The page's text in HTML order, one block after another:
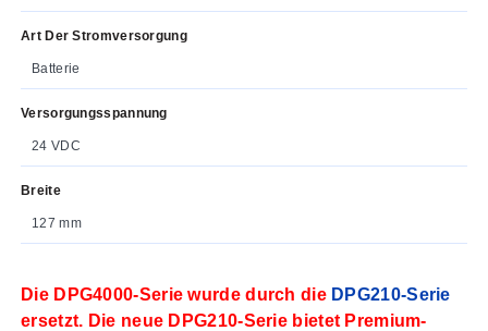
Art Der Stromversorgung
Batterie
Versorgungsspannung
24 VDC
Breite
127 mm
Die DPG4000-Serie wurde durch die DPG210-Serie
ersetzt. Die neue DPG210-Serie bietet Premium-